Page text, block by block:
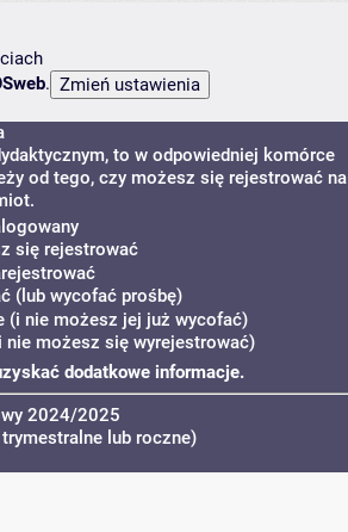
.
to w odpowiedniej komórce
od tego, czy możesz się rejestrować na
się rejestrować
(lub wycofać prośbę)
(i nie możesz jej już wycofać)
możesz się wyrejestrować)
dodatkowe informacje.
2024/2025
lub roczne)